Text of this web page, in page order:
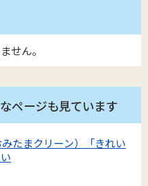
せん。
ページも見ています
たまクリーン）「きれい